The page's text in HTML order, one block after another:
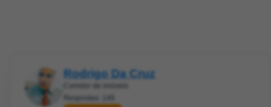
Rodrigo Da Cruz